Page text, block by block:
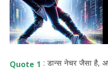
Quote 1 : डान्स नेचर जैसा है,